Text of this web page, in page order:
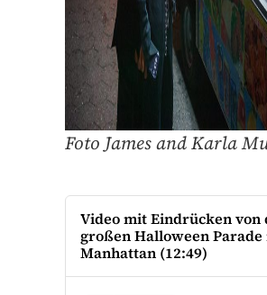
Foto James and Karla
Video mit Eindrücken von
großen Halloween Parade
Manhattan (12:49)